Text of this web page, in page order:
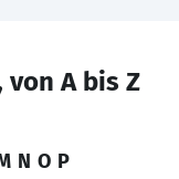
von A bis Z
N O P